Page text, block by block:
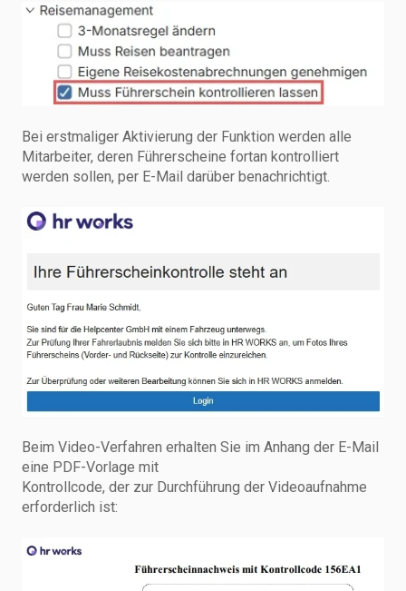
Bei erstmaliger Aktivierung der Funktion werden alle
Mitarbeiter, deren Führerscheine fortan kontrolliert
werden sollen, per E-Mail darüber benachrichtigt.
Beim Video-Verfahren erhalten Sie im Anhang der E-Mail
eine PDF-Vorlage mit
Kontrollcode, der zur Durchführung der Videoaufnahme
erforderlich ist: